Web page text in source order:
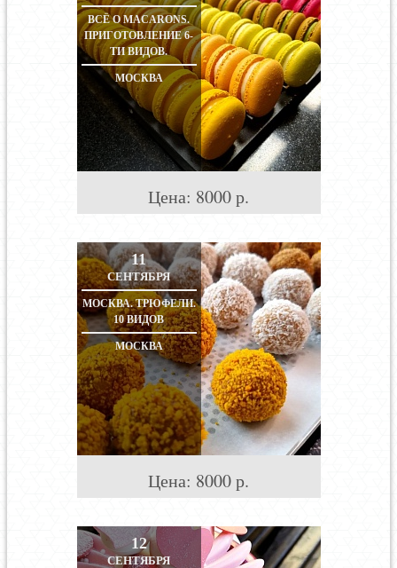
ВСЁ О MACARONS.
ПРИГОТОВЛЕНИЕ 6-
ТИ ВИДОВ.
МОСКВА
Цена: 8000р.
11
СЕНТЯБРЯ
МОСКВА. ТРЮФЕЛИ.
10 ВИДОВ
МОСКВА
Цена: 8000р.
12
СЕНТЯБРЯ